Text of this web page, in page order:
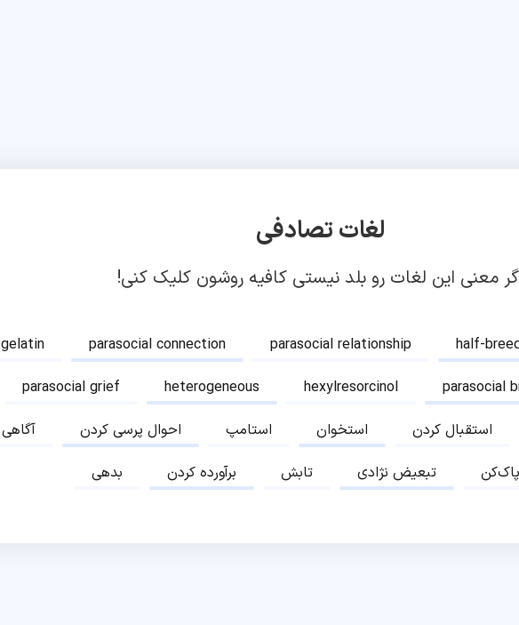
لغات تصادفی
معنی این لغات رو بلد نیستی کافیه روشون کلیک کنی!
gelatin parasocial connection parasocial relationship
half-
parasocial grief heterogeneous hexylresorcinol
parasocial
آگاهی احوال پرسی کردن استامپ استخوان
استقبال کردن
بدهی
برآورده کردن تابش تبعیض نژادی